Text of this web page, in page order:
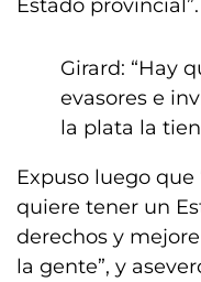
Estado provincial”.
Girard: “Hay
evasores e
la plata la
Expuso luego
quiere tener un
derechos y
la gente”, y